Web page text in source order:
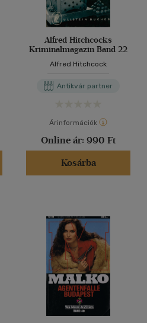
Alfred Hitchcocks
Kriminalmagazin Band 22
Alfred Hitchcock
Antikvár partner
Árinformációk
Online ár: 990 Ft
Kosárba